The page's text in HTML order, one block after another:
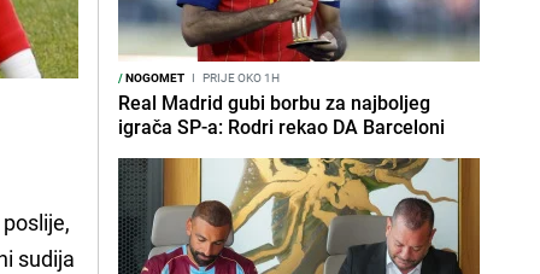
sudija
/NOGOMET I PRIJE OKO 1H
Real Madrid gubi borbu za najboljeg
igrača SP-a: Rodri rekao DA Barceloni